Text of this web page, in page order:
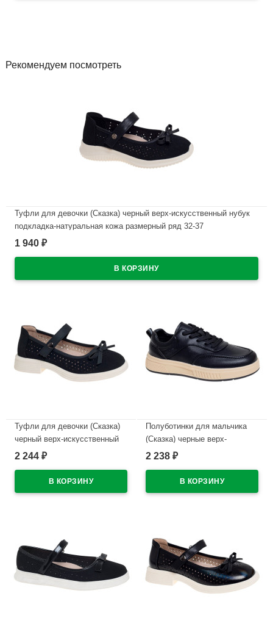
Рекомендуем посмотреть
Туфли для девочки (Сказка) черный верх-искусственный нубук
подкладка-натуральная кожа размерный ряд 32-37
арт.R211894733BK
1 940 ₽
Туфли для девочки (Сказка)
черный верх-искусственный
нубук подкладка-натуральная
арт.R818294765NBK
2 244 ₽
Полуботинки для мальчика
(Сказка) черные верх-
искусственная кожа
размерный ряд 32-37
арт.R590194561BK
2 238 ₽